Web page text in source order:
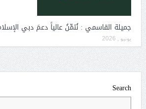
جميلة القاسمي : نُثمِّنُ عالياً دعمَ دبي
يونيو , 2026
Search